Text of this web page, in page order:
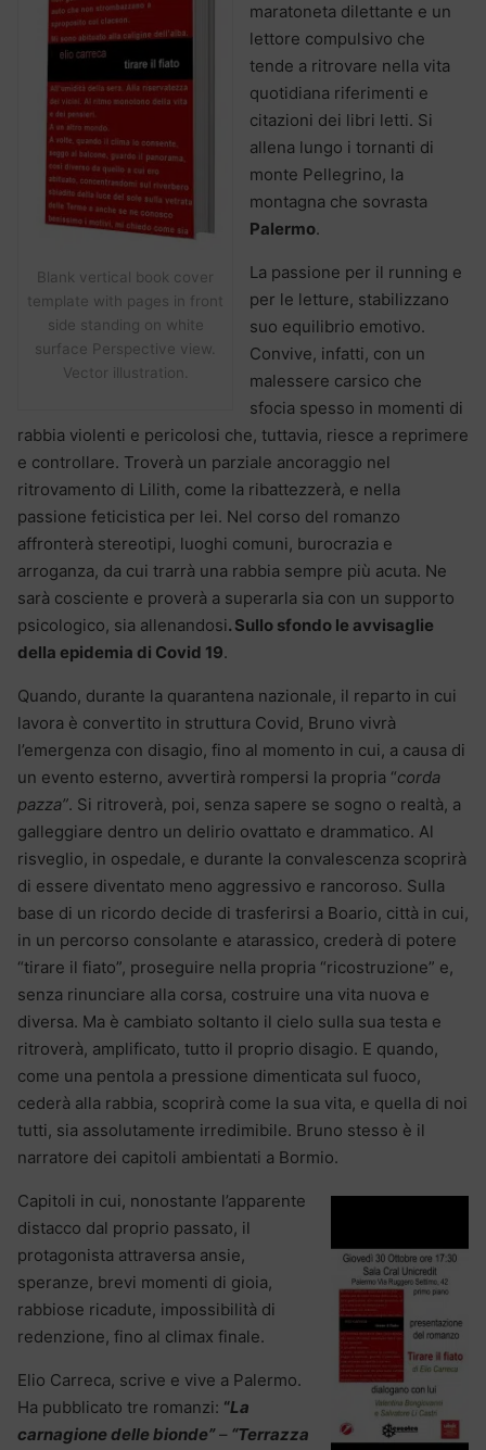
Blank vertical book cover
template with pages in front
side standing on white
surface Perspective view.
Vector illustration.
maratoneta dilettante e un
lettore compulsivo che
tende a ritrovare nella vita
quotidiana riferimenti e
citazioni dei libri letti. Si
allena lungo i tornanti di
monte Pellegrino, la
montagna che sovrasta
Palermo.
La passione per il running e
per le letture, stabilizzano
suo equilibrio emotivo.
Convive, infatti, con un
malessere carsico che
sfocia spesso in momenti di
rabbia violenti e pericolosi che, tuttavia, riesce a reprimere
e controllare. Troverà un parziale ancoraggio nel
ritrovamento di Lilith, come la ribattezzerà, e nella
passione feticistica per lei. Nel corso del romanzo
affronterà stereotipi, luoghi comuni, burocrazia e
arroganza, da cui trarrà una rabbia sempre più acuta. Ne
sarà cosciente e proverà a superarla sia con un supporto
psicologico, sia allenandosi. Sullo sfondo le avvisaglie
della epidemia di Covid 19.
Quando, durante la quarantena nazionale, il reparto in cui
lavora è convertito in struttura Covid, Bruno vivrà
l’emergenza con disagio, fino al momento in cui, a causa di
un evento esterno, avvertirà rompersi la propria “corda
pazza”. Si ritroverà, poi, senza sapere se sogno o realtà, a
galleggiare dentro un delirio ovattato e drammatico. Al
risveglio, in ospedale, e durante la convalescenza scoprirà
di essere diventato meno aggressivo e rancoroso. Sulla
base di un ricordo decide di trasferirsi a Boario, città in cui,
in un percorso consolante e atarassico, crederà di potere
“tirare il fiato”, proseguire nella propria “ricostruzione” e,
senza rinunciare alla corsa, costruire una vita nuova e
diversa. Ma è cambiato soltanto il cielo sulla sua testa e
ritroverà, amplificato, tutto il proprio disagio. E quando,
come una pentola a pressione dimenticata sul fuoco,
cederà alla rabbia, scoprirà come la sua vita, e quella di noi
tutti, sia assolutamente irredimibile. Bruno stesso è il
narratore dei capitoli ambientati a Bormio.
Capitoli in cui, nonostante l’apparente
distacco dal proprio passato, il
protagonista attraversa ansie,
speranze, brevi momenti di gioia,
rabbiose ricadute, impossibilità di
redenzione, fino al climax finale.
Elio Carreca, scrive e vive a Palermo.
Ha pubblicato tre romanzi: “La
carnagione delle bionde”– “Terrazza